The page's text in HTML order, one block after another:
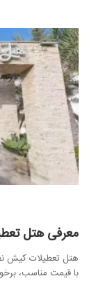
معرفی هتل
هتل تعطیلات کیش
با قیمت مناسب،